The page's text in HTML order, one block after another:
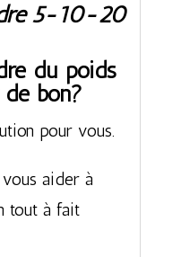
5-10-20
du poids
bon?
pour vous.
aider à
tout à fait